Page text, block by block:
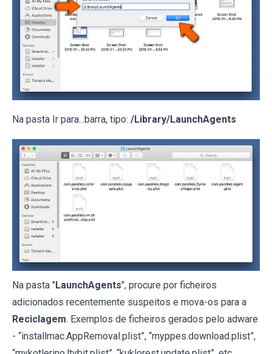
Na pasta Ir para...barra, tipo: /Library/LaunchAgents
Na pasta "LaunchAgents", procure por ficheiros
adicionados recentemente suspeitos e mova-os para a
Reciclagem. Exemplos de ficheiros gerados pelo adware
- “installmac.AppRemoval.plist”, “myppes.download.plist”,